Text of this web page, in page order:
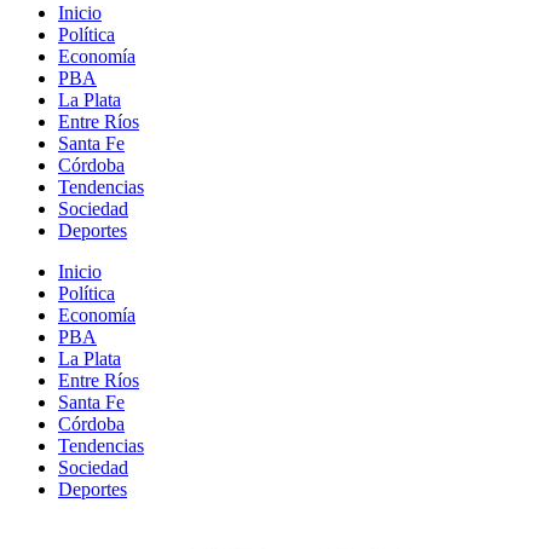
Inicio
Política
Economía
PBA
La Plata
Entre Ríos
Santa Fe
Córdoba
Tendencias
Sociedad
Deportes
Inicio
Política
Economía
PBA
La Plata
Entre Ríos
Santa Fe
Córdoba
Tendencias
Sociedad
Deportes